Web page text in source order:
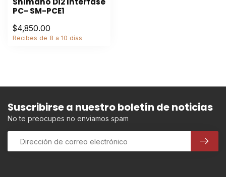
PC- SM-PCE1
$4,850.00
Recibes de 8 a 10 días
Suscribirse a nuestro boletín de noticias
No te preocupes no enviamos spam